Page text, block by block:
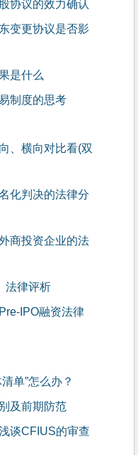
协议的效力确认
变更协议是否影
是什么
制度的思考
、横向对比看(双
化判决的法律分
商投资企业的法
法律评析
IPO融资法律
单”怎么办？
及前期防范
谈CFIUS的审查